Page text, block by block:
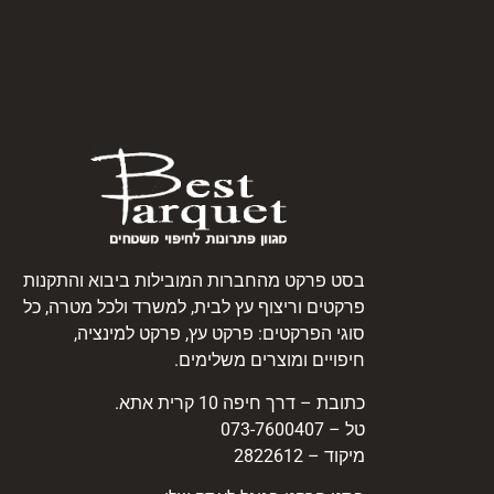
בסט פרקט מהחברות המובילות ביבוא והתקנות
פרקטים וריצוף עץ לבית, למשרד ולכל מטרה, כל
סוגי הפרקטים: פרקט עץ, פרקט למינציה,
חיפויים ומוצרים משלימים.
כתובת – דרך חיפה 10 קרית אתא.
טל – 073-7600407
מיקוד – 2822612